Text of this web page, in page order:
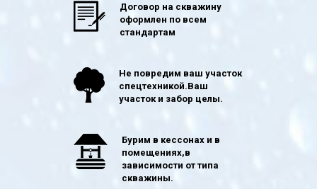
Договор на скважину
оформлен по всем
стандартам
Не повредим ваш участок
спецтехникой.Ваш
участок и забор целы.
Бурим в кессонах и в
помещениях,в
зависимости от типа
скважины.